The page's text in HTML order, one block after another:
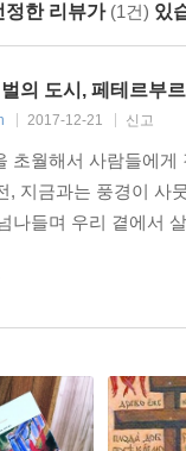
정한 리뷰가 (1건) 있
의 도시, 페테르부
2017-12-21 신고
초월해서 사람들에
, 지금과는 풍경이 사
나들며 우리 곁에서